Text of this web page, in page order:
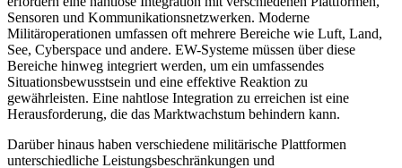
Sensoren und Kommunikationsnetzwerken. Moderne
Militäroperationen umfassen oft mehrere Bereiche wie Luft, Land,
See, Cyberspace und andere. EW-Systeme müssen über diese
Bereiche hinweg integriert werden, um ein umfassendes
Situationsbewusstsein und eine effektive Reaktion zu
gewährleisten. Eine nahtlose Integration zu erreichen ist eine
Herausforderung, die das Marktwachstum behindern kann.
Darüber hinaus haben verschiedene militärische Plattformen
unterschiedliche Leistungsbeschränkungen und